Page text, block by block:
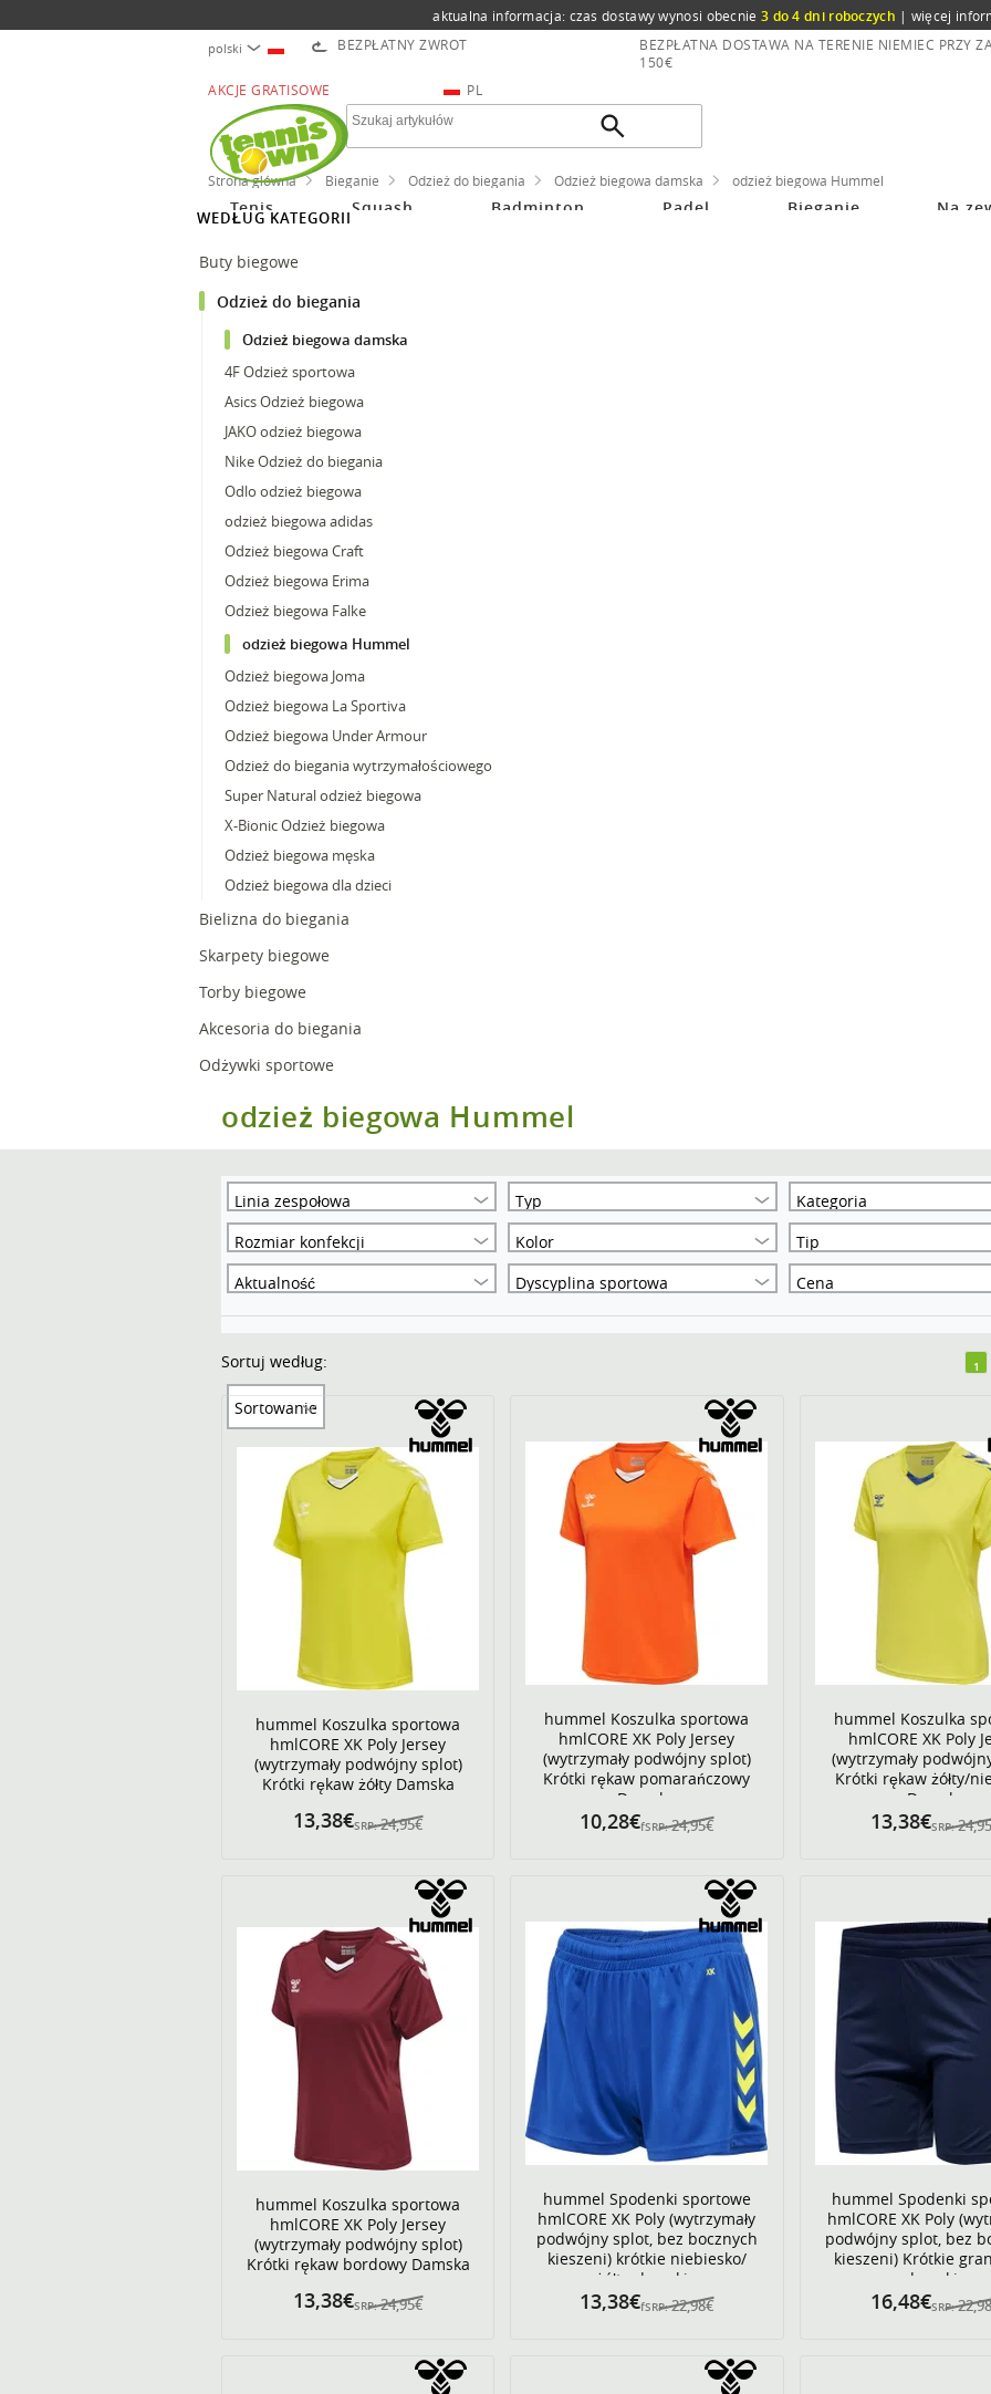
aktualna informacja: czas dostawy wynosi obecnie 3 do 4 dni roboczych | więcej
polski BEZPŁATNY ZWROT
BEZPŁATNA DOSTAWA NA TERENIE NIEMIEC PRZY
150€
AKCJE GRATISOWE
PL
Tenis Squash Badminton Padel Bieganie Na
Strona główna Bieganie Odzież do biegania Odzież biegowa damska odzież biegowa Hummel
WEDŁUG KATEGORII
Buty biegowe
Odzież do biegania
Odzież biegowa damska
4F Odzież sportowa
Asics Odzież biegowa
JAKO odzież biegowa
Nike Odzież do biegania
Odlo odzież biegowa
odzież biegowa adidas
Odzież biegowa Craft
Odzież biegowa Erima
Odzież biegowa Falke
odzież biegowa Hummel
Odzież biegowa Joma
Odzież biegowa La Sportiva
Odzież biegowa Under Armour
Odzież do biegania wytrzymałościowego
Super Natural odzież biegowa
X-Bionic Odzież biegowa
Odzież biegowa męska
Odzież biegowa dla dzieci
Bielizna do biegania
Skarpety biegowe
Torby biegowe
Akcesoria do biegania
Odżywki sportowe
odzież biegowa Hummel
Linia zespołowa Typ
Kategoria
Rozmiar konfekcji
Kolor
Tip
Aktualność
Dyscyplina sportowa Cena
Sortuj według:
Sortowanie
1
hummel Koszulka sportowa
hmlCORE XK Poly Jersey
(wytrzymały podwójny splot)
Krótki rękaw żółty Damska
SRP: 24,95€
13,38€
hummel Koszulka sportowa
hmlCORE XK Poly Jersey
(wytrzymały podwójny splot)
Krótki rękaw pomarańczowy
Damska
fSRP: 24,95€
10,28€
hummel Koszulka
hmlCORE XK Poly
(wytrzymały
Krótki rękaw żółty/
Damska
SRP:
13,38€
hummel Koszulka sportowa
hmlCORE XK Poly Jersey
(wytrzymały podwójny splot)
Krótki rękaw bordowy Damska
SRP: 24,95€
13,38€
hummel Spodenki sportowe
hmlCORE XK Poly (wytrzymały
podwójny splot, bez bocznych
kieszeni) krótkie niebiesko/
żółte damskie
fSRP: 22,98€
13,38€
hummel Spodenki
hmlCORE XK Poly
podwójny splot, bez
kieszeni) Krótkie
damskie
SRP:
16,48€